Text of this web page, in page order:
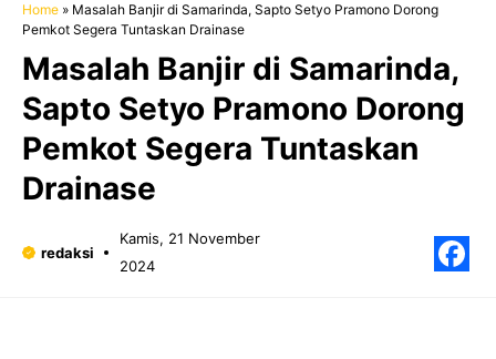
Home » Masalah Banjir di Samarinda, Sapto Setyo Pramono Dorong
Pemkot Segera Tuntaskan Drainase
Masalah Banjir di Samarinda,
Sapto Setyo Pramono Dorong
Pemkot Segera Tuntaskan
Drainase
redaksi
Kamis, 21 November
2024